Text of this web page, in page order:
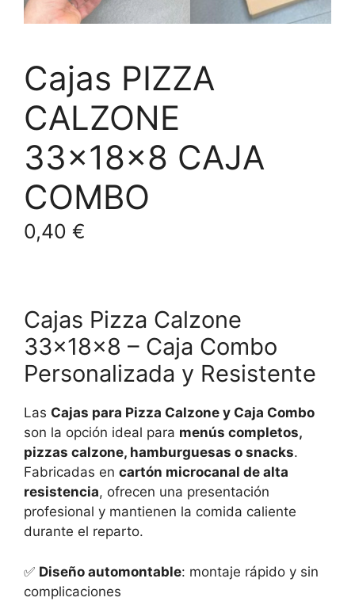
Cajas PIZZA
CALZONE
33x18x8 CAJA
COMBO
0,40 €
Cajas Pizza Calzone
33×18×8 – Caja Combo
Personalizada y Resistente
Las Cajas para Pizza Calzone y Caja Combo
son la opción ideal para menús completos,
pizzas calzone, hamburguesas o snacks.
Fabricadas en cartón microcanal de alta
resistencia, ofrecen una presentación
profesional y mantienen la comida caliente
durante el reparto.
✅ Diseño automontable: montaje rápido y sin
complicaciones